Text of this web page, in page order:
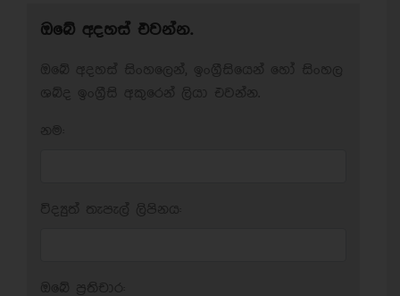
ඔබේ අදහස් එවන්න.